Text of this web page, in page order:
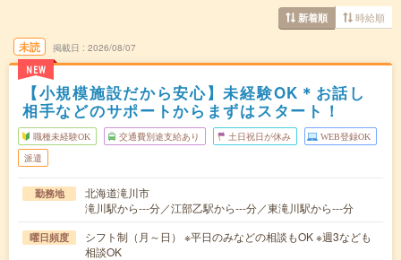
新着順 時給順
未読
NEW
掲載日 2026/08/07
【小規模施設だから安心】未経験OK＊お話し
相手などのサポートからまずはスタート！
職種未経験OK 交通費別途支給あり 土日祝日が休み WEB登録OK
派遣
勤務地
北海道滝川市
滝川駅から---分／江部乙駅から---分／東滝川駅から---分
曜日頻度
シフト制（月～日） ※平日のみなどの相談もOK ※週3なども
相談OK